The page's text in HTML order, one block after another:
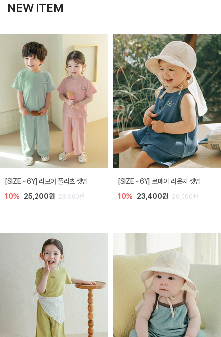
NEW ITEM
[SIZE ~6Y] 리모어 플리츠 셋업
10% 25,200원 28,000원
[SIZE ~6Y] 로메이 라운지 셋업
10% 23,400원 26,000원